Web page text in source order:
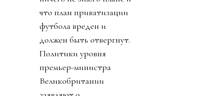
что план приватизации
футбола вреден и
должен быть отвергнут.
Политики уровня
премьер-министра
Великобритании